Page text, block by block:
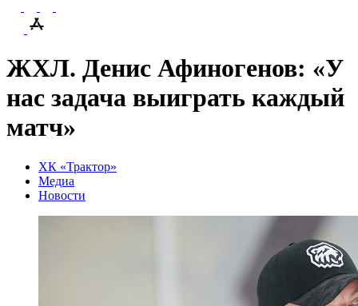
ЖХЛ. Денис Афиногенов: «У
нас задача выиграть каждый
матч»
ХК «Трактор»
Медиа
Новости